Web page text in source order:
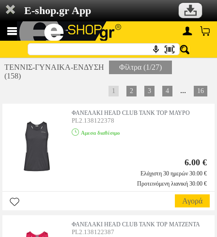
E-shop.gr App
ΤΕΝΝΙΣ-ΓΥΝΑΙΚΑ-ΕΝΔΥΣΗ
(158)
Φίλτρα (1/27)
1 2 3 4 ... 16
ΦΑΝΕΛΑΚΙ HEAD CLUB TANK TOP ΜΑΥΡΟ
PL2.138122378
Αμεσα διαθέσιμο
6.00 €
Ελάχιστη 30 ημερών 30.00 €
Προτεινόμενη λιανική 30.00 €
Αγορά
ΦΑΝΕΛΑΚΙ HEAD CLUB TANK TOP ΜΑΤΖΕΝΤΑ
PL2.138122387